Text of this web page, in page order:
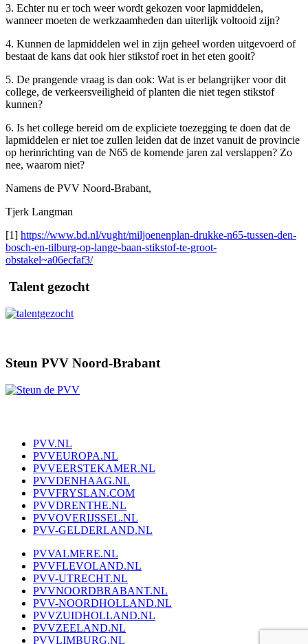
3. Echter nu er toch weer wordt gekozen voor lapmiddelen,
wanneer moeten de werkzaamheden dan uiterlijk voltooid zijn?
4. Kunnen de lapmiddelen wel in zijn geheel worden uitgevoerd of
bestaat de kans dat ook hier stikstof roet in het eten gooit?
5. De prangende vraag is dan ook: Wat is er belangrijker voor dit
college, de verkeersveiligheid of planten die niet tegen stikstof
kunnen?
6. Is het college bereid om de expliciete toezegging te doen dat de
lapmiddelen er niet toe zullen leiden dat de inzet vanuit de provincie
op herinrichting van de N65 de komende jaren zal verslappen? Zo
nee, waarom niet?
Namens de PVV Noord-Brabant,
Tjerk Langman
[1] https://www.bd.nl/vught/miljoenenplan-drukke-n65-tussen-den-
bosch-en-tilburg-op-lange-baan-stikstof-te-groot-
obstakel~a06ecfaf3/
Talent gezocht
Steun PVV Noord-Brabant
PVV.NL
PVVEUROPA.NL
PVVEERSTEKAMER.NL
PVVDENHAAG.NL
PVVFRYSLAN.COM
PVVDRENTHE.NL
PVVOVERIJSSEL.NL
PVV-GELDERLAND.NL
PVVALMERE.NL
PVVFLEVOLAND.NL
PVV-UTRECHT.NL
PVVNOORDBRABANT.NL
PVV-NOORDHOLLAND.NL
PVVZUIDHOLLAND.NL
PVVZEELAND.NL
PVVLIMBURG.NL